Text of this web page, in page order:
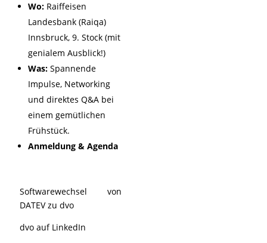
Wo: Raiffeisen
Landesbank (Raiqa)
Innsbruck, 9. Stock (mit
genialem Ausblick!)
Was: Spannende
Impulse, Networking
und direktes Q&A bei
einem gemütlichen
Frühstück.
Anmeldung & Agenda
Softwarewechsel von
DATEV zu dvo
dvo auf LinkedIn